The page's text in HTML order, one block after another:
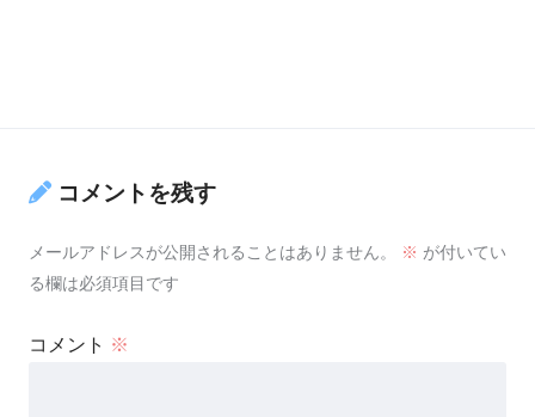
コメントを残す
メールアドレスが公開されることはありません。 ※ が付いてい
る欄は必須項目です
コメント ※